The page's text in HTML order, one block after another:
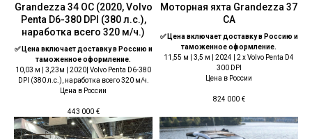
Grandezza 34 OC (2020, Volvo
Penta D6-380 DPI (380 л.с.),
наработка всего 320 м/ч.)
✅ Цена включает доставку в Россию и
таможенное оформление.
10,03 м | 3,23м | 2020| Volvo Penta D6-380
DPI (380 л.с.), наработка всего 320 м/ч.
Цена в России
443 000 €
Моторная яхта Grandezza 37
CA
✅ Цена включает доставку в Россию и
таможенное оформление.
11,55 м | 3,5 м | 2024 | 2 x Volvo Penta D4
300 DPI
Цена в России
824 000 €